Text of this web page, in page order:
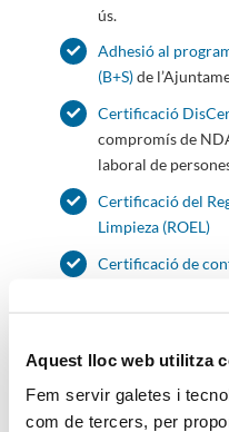
Aquest lloc web utilitza
Fem servir galetes i
com de tercers, per
ús.
Adhesió al
(B+S)de
Certificació
compromís de
laboral de
Certificació del
Limpieza (ROEL)
Certificació de
ISO 20400
Segell